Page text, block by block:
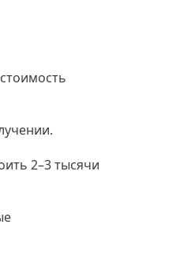
2–3 тысячи